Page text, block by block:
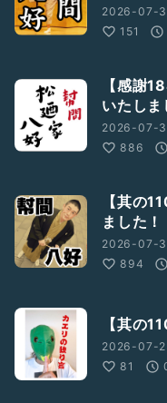
2026-07-
151
【感謝
いたしま
2026-07-
886
【其の
ました！
2026-07-
894
【其の
2026-07-
81